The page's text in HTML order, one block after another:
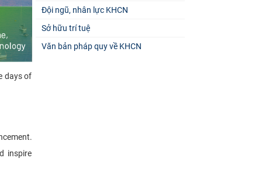
days of
inspire
Đội ngũ, nhân lực KHCN
Sở hữu trí tuệ
Văn bản pháp quy về KHCN